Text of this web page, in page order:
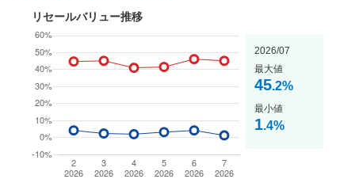
リセールバリュー推移
2026/07
最大値
45.2%
最小値
1.4%